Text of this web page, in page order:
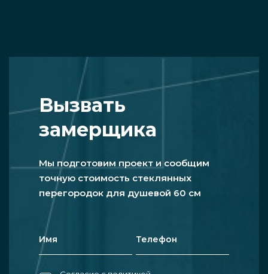
Вызвать
замерщика
Мы подготовим проект и сообщим
точную стоимость стеклянных
перегородок для душевой 60 см